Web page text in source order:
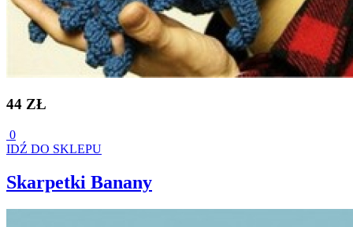
44 ZŁ
0
IDŹ DO SKLEPU
Skarpetki Banany